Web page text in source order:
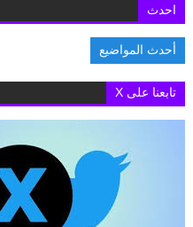
احدث
أحدث المواضيع
تابعنا على X